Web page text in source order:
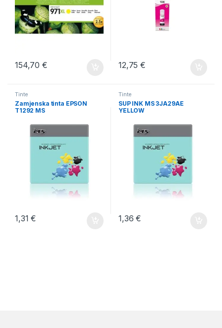
154,70€ 12,75€
Tinte
Zamjenska tinta EPSON
T1292 MS
1,31€
Tinte
SUP INK MS 3JA29AE
YELLOW
1,36€